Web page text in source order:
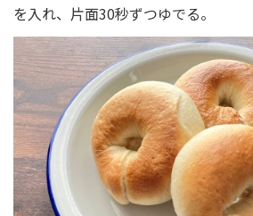
を入れ、片面30秒ずつゆでる。